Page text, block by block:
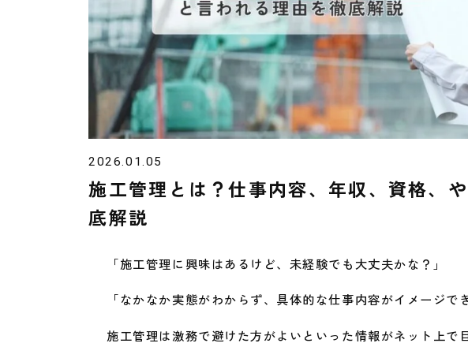
2026.01.05
施工管理とは？仕事内容、年収、資格、
底解説
「施工管理に興味はあるけど、未経験でも大丈夫かな？」
「なかなか実態がわからず、具体的な仕事内容がイメージで
施工管理は激務で避けた方がよいといった情報がネット上で